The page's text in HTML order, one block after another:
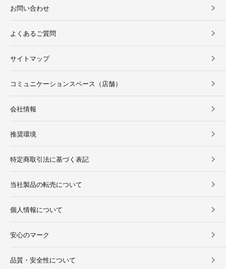
お問い合わせ
よくあるご質問
サイトマップ
コミュニケーションスペース（店舗）
会社情報
推奨環境
特定商取引法に基づく表記
当社製品の転売について
個人情報について
安心のマーク
品質・安全性について